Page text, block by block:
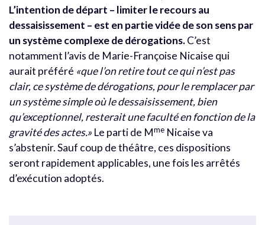
L’intention de départ – limiter le recours au
dessaisissement – est en partie vidée de son sens par
un système complexe de dérogations.C’est
notamment l’avis de Marie-Françoise Nicaise qui
aurait préféré «que l’on retire tout ce qui n’est pas
clair, ce système de dérogations, pour le remplacer par
un système simple où le dessaisissement, bien
qu’exceptionnel, resterait une faculté en fonction de la
gravité des actes.» Le parti de Mme Nicaise va
s’abstenir. Sauf coup de théâtre, ces dispositions
seront rapidement applicables, une fois les arrêtés
d’exécution adoptés.